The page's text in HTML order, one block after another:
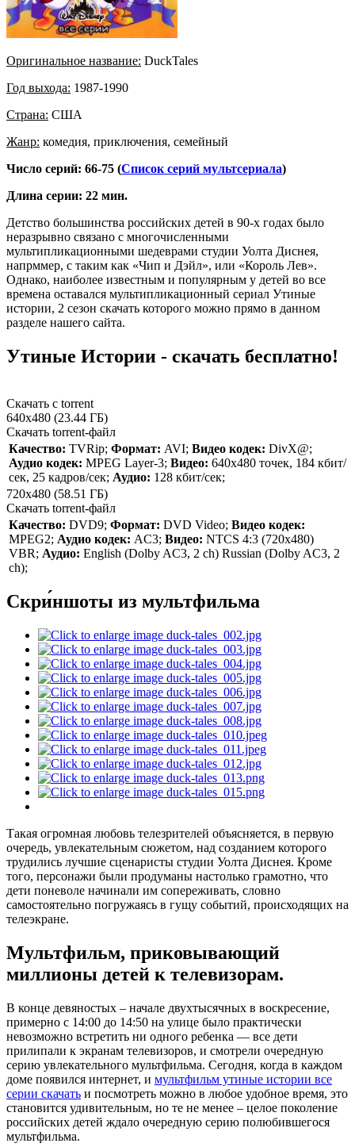
Оригинальное название: DuckTales
Год выхода: 1987-1990
Страна: США
Жанр: комедия, приключения, семейный
Число серий: 66-75 (Список серий мультсериала)
Длина серии: 22 мин.
Детство большинства российских детей в 90-х годах было
неразрывно связано с многочисленными
мультипликационными шедеврами студии Уолта Диснея,
напрммер, с таким как «Чип и Дэйл», или «Король Лев».
Однако, наиболее известным и популярным у детей во все
времена оставался мультипликационный сериал Утиные
истории, 2 сезон скачать которого можно прямо в данном
разделе нашего сайта.
Утиные Истории - скачать бесплатно!
Скачать с torrent
640х480 (23.44 ГБ)
Скачать torrent-файл
Качество: TVRip; Формат: AVI; Видео кодек: DivX@;
Аудио кодек: MPEG Layer-3; Видео: 640х480 точек, 184 кбит/
сек, 25 кадров/сек; Аудио: 128 кбит/сек;
720x480 (58.51 ГБ)
Скачать torrent-файл
Качество: DVD9; Формат: DVD Video; Видео кодек:
MPEG2; Аудио кодек: AC3; Видео: NTCS 4:3 (720x480)
VBR; Аудио: English (Dolby AC3, 2 ch) Russian (Dolby AC3, 2
ch);
Скри́ншоты из мультфильма
Такая огромная любовь телезрителей объясняется, в первую
очередь, увлекательным сюжетом, над созданием которого
трудились лучшие сценаристы студии Уолта Диснея. Кроме
того, персонажи были продуманы настолько грамотно, что
дети поневоле начинали им сопереживать, словно
самостоятельно погружаясь в гущу событий, происходящих на
телеэкране.
Мультфильм, приковывающий
миллионы детей к телевизорам.
В конце девяностых – начале двухтысячных в воскресение,
примерно с 14:00 до 14:50 на улице было практически
невозможно встретить ни одного ребенка — все дети
прилипали к экранам телевизоров, и смотрели очередную
серию увлекательного мультфильма. Сегодня, когда в каждом
доме появился интернет, и мультфильм утиные истории все
серии скачать и посмотреть можно в любое удобное время, это
становится удивительным, но те не менее – целое поколение
российских детей ждало очередную серию полюбившегося
мультфильма.